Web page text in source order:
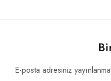
E-posta adresiniz